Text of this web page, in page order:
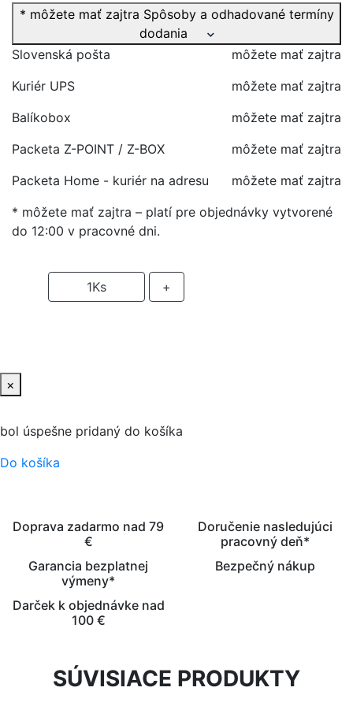
* môžete mať zajtra Spôsoby a odhadované termíny
dodania
Slovenská pošta
môžete mať zajtra
Kuriér UPS
môžete mať zajtra
Balíkobox
môžete mať zajtra
Packeta Z-POINT / Z-BOX
môžete mať zajtra
Packeta Home - kuriér na adresu
môžete mať zajtra
* môžete mať zajtra – platí pre objednávky vytvorené
do 12:00 v pracovné dni.
1Ks +
×
bol úspešne pridaný do košíka
Do košíka
Doprava zadarmo nad 79
€
Doručenie nasledujúci
pracovný deň*
Garancia bezplatnej
výmeny*
Bezpečný nákup
Darček k objednávke nad
100 €
SÚVISIACE PRODUKTY